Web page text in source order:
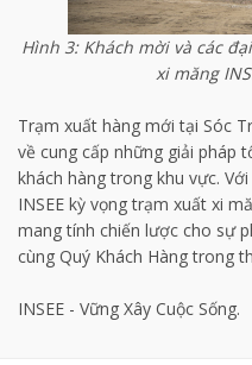
Hình 3: Khách mời và các
xi măng
Trạm xuất hàng mới tại Sóc
về cung cấp những giải pháp
khách hàng trong khu vực.
INSEE kỳ vọng trạm xuất xi
mang tính chiến lược cho sự
cùng Quý Khách Hàng trong
INSEE - Vững Xây Cuộc Sống.